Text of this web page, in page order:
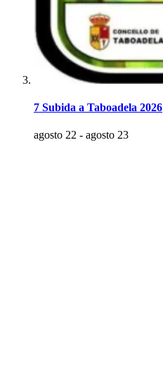
7 Subida a Taboadela 2026
agosto 22 - agosto 23